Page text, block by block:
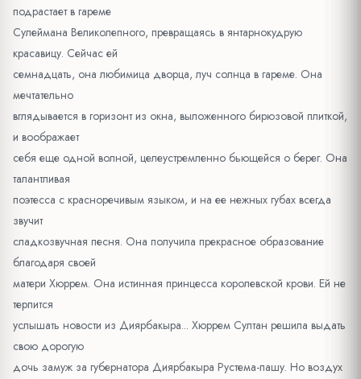
подрастает в гареме
Сулеймана Великолепного, превращаясь в янтарнокудрую
красавицу. Сейчас ей
семнадцать, она любимица дворца, луч солнца в гареме. Она
мечтательно
вглядывается в горизонт из окна, выложенного бирюзовой плиткой,
и воображает
себя еще одной волной, целеустремленно бьющейся о берег. Она
талантливая
поэтесса с красноречивым языком, и на ее нежных губах всегда
звучит
сладкозвучная песня. Она получила прекрасное образование
благодаря своей
матери Хюррем. Она истинная принцесса королевской крови. Ей не
терпится
услышать новости из Диярбакыра... Хюррем Султан решила выдать
свою дорогую
дочь замуж за губернатора Диярбакыра Рустема-пашу. Но воздух